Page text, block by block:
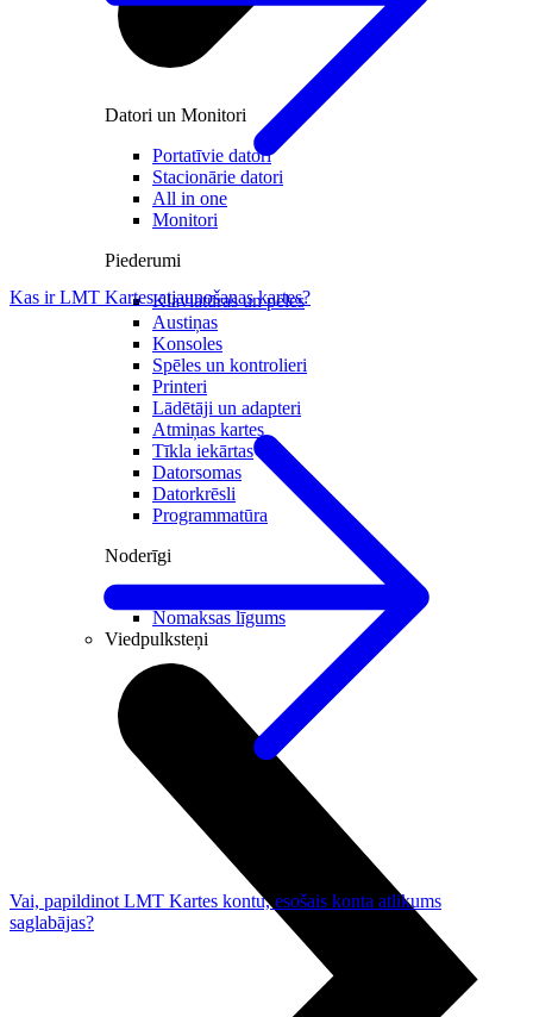
Datori un Monitori
Portatīvie datori
Stacionārie datori
All in one
Monitori
Piederumi
Klaviatūras un peles
Austiņas
Konsoles
Spēles un kontrolieri
Printeri
Lādētāji un adapteri
Atmiņas kartes
Tīkla iekārtas
Datorsomas
Datorkrēsli
Programmatūra
Noderīgi
Nomaksas līgums
Viedpulksteņi
Kas ir LMT Kartes atjaunošanas kartes?
Vai, papildinot LMT Kartes kontu, esošais konta atlikums
saglabājas?